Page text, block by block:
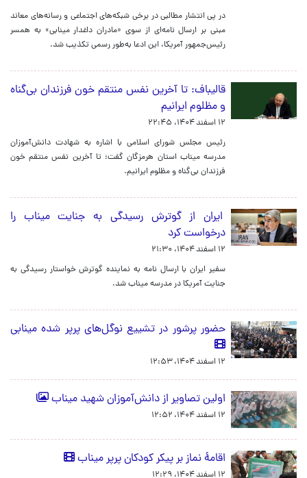
در پی انتشار مطالبی در برخی شبکه‌های اجتماعی و رسانه‌های معاند
مبنی بر ارسال نامه‌ای از سوی «مادران داغدار مینابی» به همسر
رئیس‌جمهور آمریکا، این ادعا به‌طور رسمی تکذیب شد.
قالیباف: تا آخرین نفس منتقم خون فرزندان بی‌گناه
و مظلوم ایرانیم
۱۲ اسفند ۱۴۰۴، ۲۲:۴۵
رئیس مجلس شورای اسلامی با اشاره به شهادت دانش‌آموزان
مدرسه میناب استان هرمزگان گفت: تا آخرین نفس منتقم خون
فرزندان بی‌گناه و مظلوم ایرانیم.
ایران از گوترش رسیدگی به جنایت میناب را
درخواست کرد
۱۲ اسفند ۱۴۰۴، ۲۱:۳۰
سفیر ایران با ارسال نامه به نماینده گوترش خواستار رسیدگی به
جنایت آمریکا در مدرسه میناب شد.
حضور پرشور در تشییع نوگل‌های پرپر شده مینابی
۱۲ اسفند ۱۴۰۴، ۱۲:۵۳
اولین تصاویر از دانش‌آموزان شهید میناب
۱۲ اسفند ۱۴۰۴، ۱۲:۵۲
اقامۀ نماز بر پیکر کودکان پرپر میناب
۱۲ اسفند ۱۴۰۴، ۱۲:۲۹